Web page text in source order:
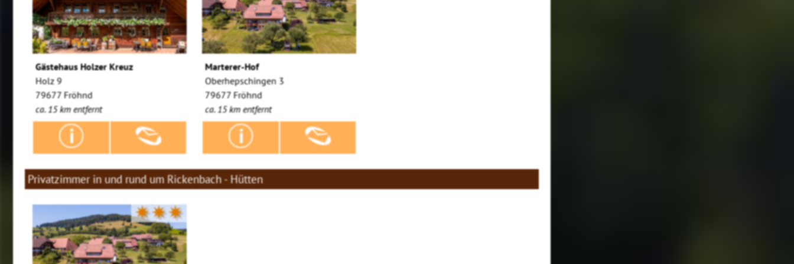
Gästehaus Holzer Kreuz
Holz 9
79677 Fröhnd
ca. 15 km entfernt
Marterer-Hof
Oberhepschingen 3
79677 Fröhnd
ca. 15 km entfernt
Privatzimmer in und rund um Rickenbach - Hütten
✷✷✷